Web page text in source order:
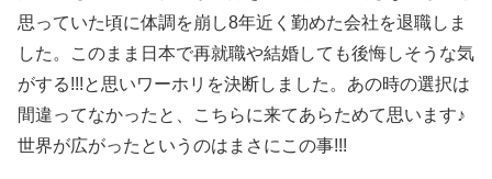
思っていた頃に体調を崩し8年近く勤めた会社を退職しま
した。このまま日本で再就職や結婚しても後悔しそうな気
がする!!!と思いワーホリを決断しました。あの時の選択は
間違ってなかったと、こちらに来てあらためて思います♪
世界が広がったというのはまさにこの事!!!